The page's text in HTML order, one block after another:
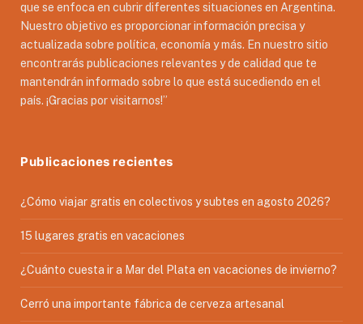
que se enfoca en cubrir diferentes situaciones en Argentina.
Nuestro objetivo es proporcionar información precisa y
actualizada sobre política, economía y más. En nuestro sitio
encontrarás publicaciones relevantes y de calidad que te
mantendrán informado sobre lo que está sucediendo en el
país. ¡Gracias por visitarnos!”
Publicaciones recientes
¿Cómo viajar gratis en colectivos y subtes en agosto 2026?
15 lugares gratis en vacaciones
¿Cuánto cuesta ir a Mar del Plata en vacaciones de invierno?
Cerró una importante fábrica de cerveza artesanal